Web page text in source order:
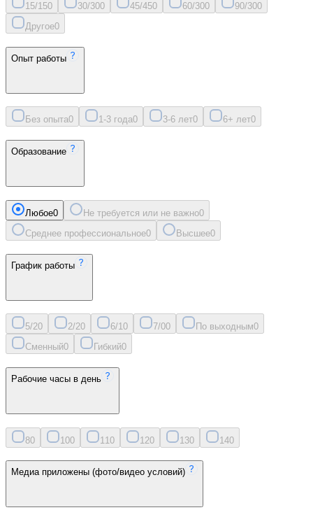
15/150 30/300 45/450 60/300 90/300
Другое0
Опыт работы
Без опыта0 1-3 года0 3-6 лет0 6+ лет0
Образование
Любое0 Не требуется или не важно0
Среднее профессиональное0 Высшее0
График работы
5/20 2/20 6/10 7/00 По выходным0
Сменный0 Гибкий0
Рабочие часы в день
80 100 11 0 120 130 140
Медиа приложены (фото/видео условий)